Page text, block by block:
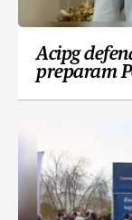
Acipg
preparam